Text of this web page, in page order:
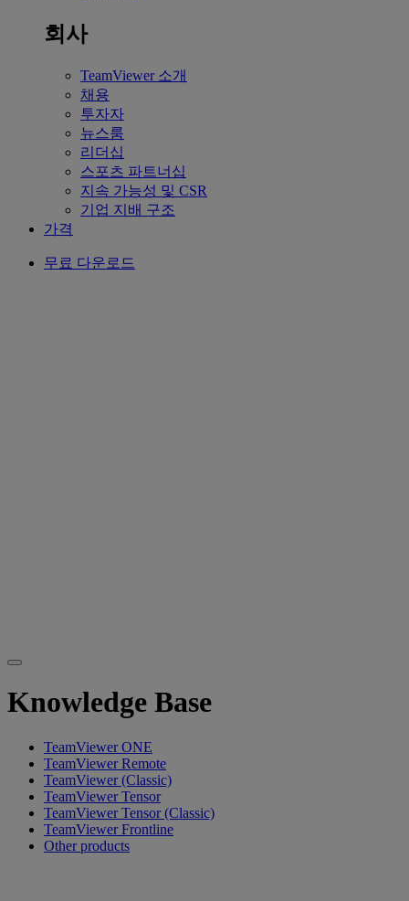
회사
TeamViewer 소개
채용
투자자
뉴스룸
리더십
스포츠 파트너십
지속 가능성 및 CSR
기업 지배 구조
가격
무료 다운로드
Knowledge Base
TeamViewer ONE
TeamViewer Remote
TeamViewer (Classic)
TeamViewer Tensor
TeamViewer Tensor (Classic)
TeamViewer Frontline
Other products